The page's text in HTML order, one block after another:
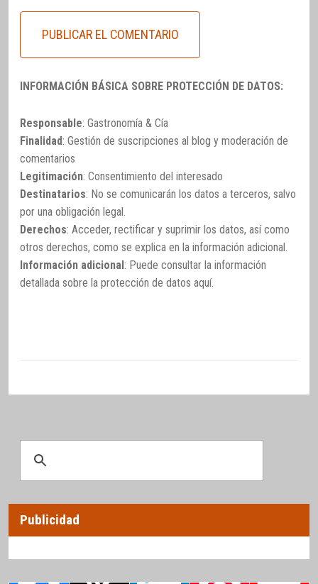
INFORMACIÓN BÁSICA SOBRE PROTECCIÓN DE DATOS:
Responsable: Gastronomía & Cía
Finalidad: Gestión de suscripciones al blog y moderación de
comentarios
Legitimación: Consentimiento del interesado
Destinatarios: No se comunicarán los datos a terceros, salvo
por una obligación legal.
Derechos: Acceder, rectificar y suprimir los datos, así como
otros derechos, como se explica en la información adicional.
Información adicional : Puede consultar la información
detallada sobre la protección de datos aquí.
Publicidad